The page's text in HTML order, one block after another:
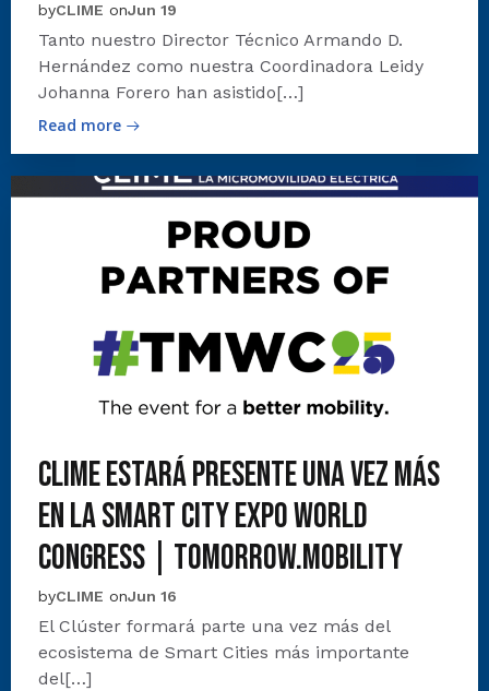
byCLIME onJun 19
Tanto nuestro Director Técnico Armando D.
Hernández como nuestra Coordinadora Leidy
Johanna Forero han asistido[…]
Read more
CLIME estará presente una vez más
en la Smart City Expo World
Congress | Tomorrow.Mobility
byCLIME onJun 16
El Clúster formará parte una vez más del
ecosistema de Smart Cities más importante
del[…]